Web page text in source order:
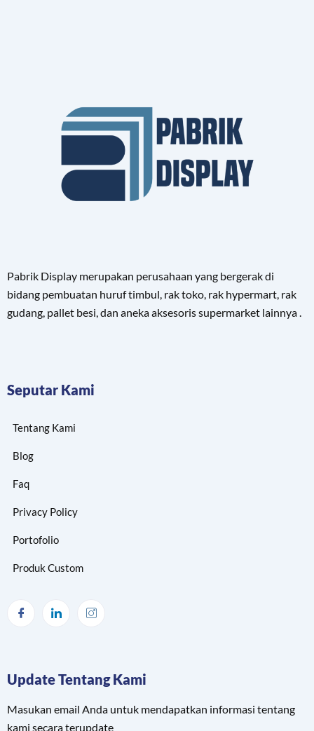
Pabrik Display merupakan perusahaan yang bergerak di
bidang pembuatan huruf timbul, rak toko, rak hypermart, rak
gudang, pallet besi, dan aneka aksesoris supermarket lainnya .
Seputar Kami
Tentang Kami
Blog
Faq
Privacy Policy
Portofolio
Produk Custom
Update Tentang Kami
Masukan email Anda untuk mendapatkan informasi tentang
kami secara terupdate